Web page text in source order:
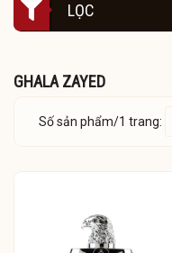
LỌC
GHALA ZAYED
Số sản phẩm/1 trang: